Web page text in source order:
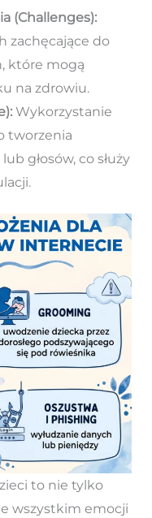
(Challenges):
zachęcające do
które mogą
na zdrowiu.
Wykorzystanie
tworzenia
głosów, co służy
to nie tylko
wszystkim emocji